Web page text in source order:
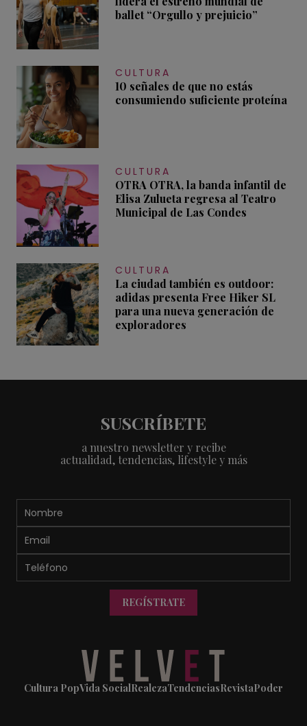
ballet “Orgullo y prejuicio”
CULTURA
10 señales de que no estás
consumiendo suficiente proteína
CULTURA
OTRA OTRA, la banda infantil de
Elisa Zulueta regresa al Teatro
Municipal de Las Condes
CULTURA
La ciudad también es outdoor:
adidas presenta Free Hiker SL
para una nueva generación de
exploradores
SUSCRÍBETE
a nuestro newsletter y recibe
actualidad, tendencias, lifestyle y más
REGÍSTRATE
Cultura PopVida SocialRealezaTendenciasRevistaPoder